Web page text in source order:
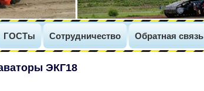
ГОСТы Сотрудничество Обратная связь
ЭКГ18